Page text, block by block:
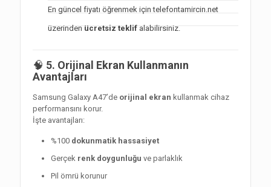
En güncel fiyatı öğrenmek içintelefontamircin.net
üzerinden ücretsiz teklif alabilirsiniz.
🧠 5. Orijinal Ekran Kullanmanın
Avantajları
Samsung Galaxy A47’de orijinal ekran kullanmak cihaz
performansını korur.
İşte avantajları:
%100 dokunmatik hassasiyet
Gerçek renk doygunluğu ve parlaklık
Pil ömrü korunur